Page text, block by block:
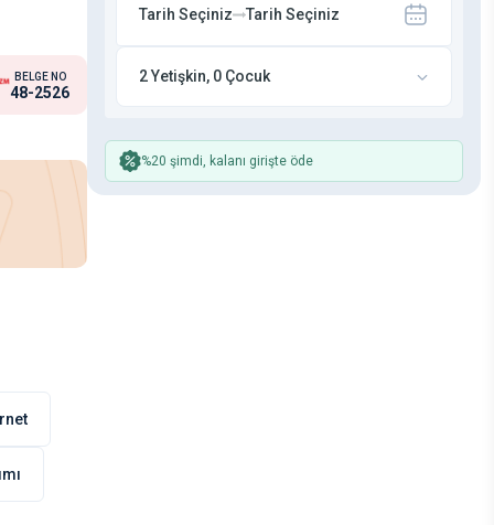
BELGE NO
48-2526
Tarih Seçiniz Tarih Seçiniz
2 Yetişkin, 0 Çocuk
%20 şimdi, kalanı girişte öde